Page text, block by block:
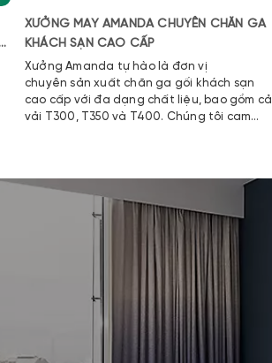
XƯỞNG MAY AMANDA CHUYÊN CHĂN GA
KHÁCH SẠN CAO CẤP
Xưởng Amanda tự hào là đơn vị
chuyên sản xuất chăn ga gối khách sạn
cao cấp với đa dạng chất liệu, bao gồm cả
vải T300, T350 và T400. Chúng tôi cam